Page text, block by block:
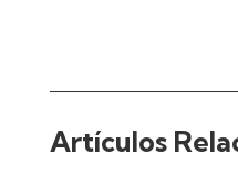
Artículos